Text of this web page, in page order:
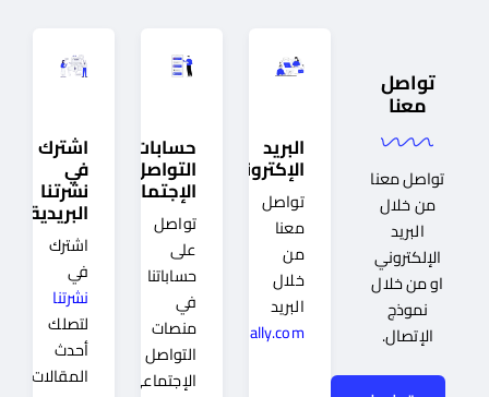
تواصل
معنا
تواصل معنا
من خلال
البريد
الإلكتروني
او من خلال
نموذج
الإتصال.
البريد
الإكتروني
تواصل
معنا
من
خلال
البريد
Info@mqally.com
حسابات
التواصل
الإجتماعي
تواصل
على
حساباتنا
في
منصات
التواصل
الإجتماعي
اشترك
في
نشرتنا
البريدية
اشترك
في
نشرتنا
لتصلك
أحدث
المقالات